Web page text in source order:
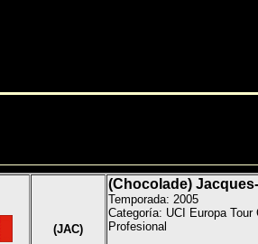
(JAC)
(Chocolade)
Temporada: 2005
Categoría: UCI Europa Tour
Profesional